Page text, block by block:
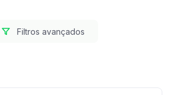
Filtros avançados